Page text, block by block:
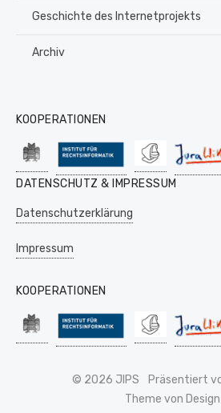
Geschichte des Internetprojekts
Archiv
KOOPERATIONEN
DATENSCHUTZ & IMPRESSUM
Datenschutzerklärung
Impressum
KOOPERATIONEN
© 2026 JIPS
Präsentiert
Theme von